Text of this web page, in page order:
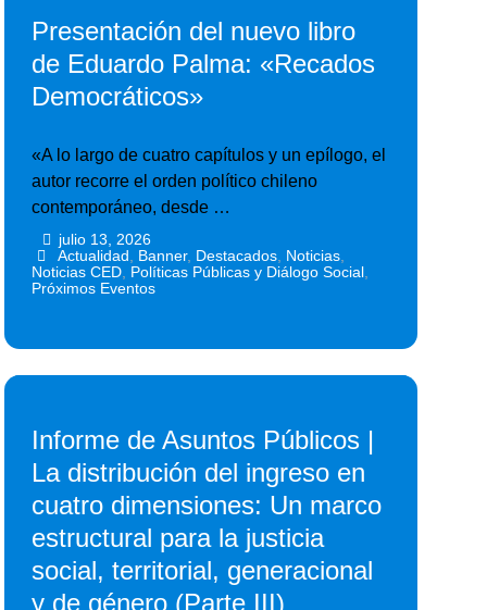
Presentación del nuevo libro
de Eduardo Palma: «Recados
Democráticos»
«A lo largo de cuatro capítulos y un epílogo, el
autor recorre el orden político chileno
contemporáneo, desde …
julio 13, 2026
Actualidad Banner, Destacados, Noticias,
Noticias CED Políticas Públicas y Diálogo Social
Próximos Eventos
Informe de Asuntos Públicos |
La distribución del ingreso en
cuatro dimensiones: Un marco
estructural para la justicia
social, territorial, generacional
y de género (Parte III)